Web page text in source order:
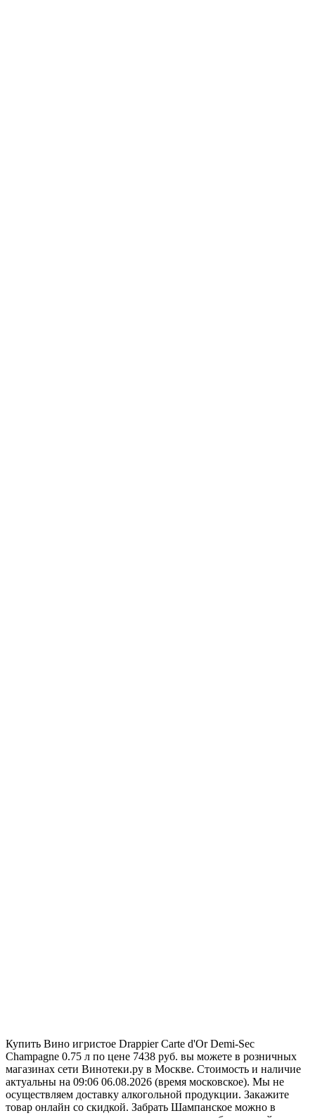
Купить Вино игристое Drappier Carte d'Or Demi-Sec
Champagne 0.75 л по цене 7438 руб. вы можете в розничных
магазинах сети Винотеки.ру в Москве. Стоимость и наличие
актуальны на 09:06 06.08.2026 (время московское). Мы не
осуществляем доставку алкогольной продукции. Закажите
товар онлайн со скидкой. Забрать Шампанское можно в